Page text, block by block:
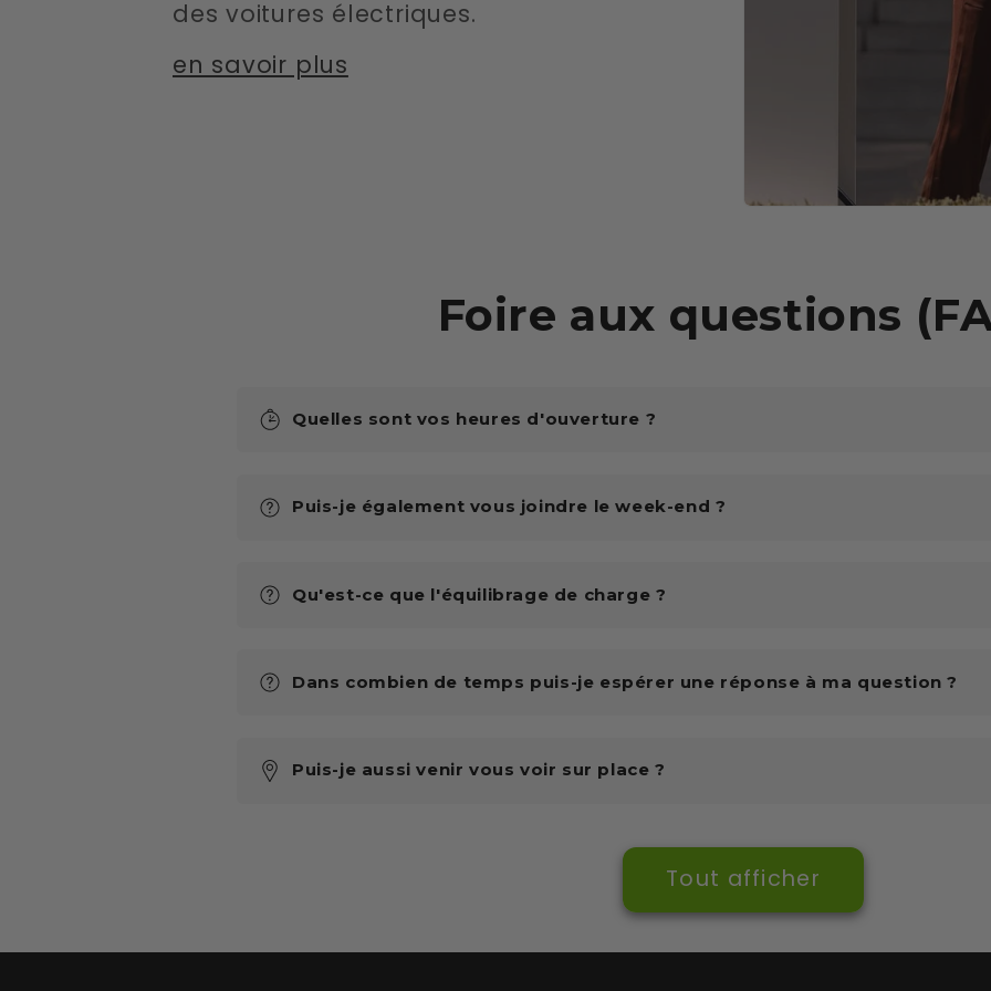
des voitures électriques.
en savoir plus
Foire aux questions
Quelles sont vos heures d'ouverture ?
Puis-je également vous joindre le week-end ?
Qu'est-ce que l'équilibrage de charge ?
Dans combien de temps puis-je espérer une réponse à ma question ?
Puis-je aussi venir vous voir sur place ?
Tout afficher